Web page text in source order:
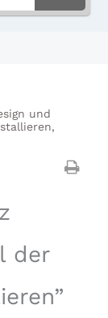
und
der